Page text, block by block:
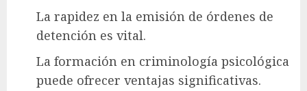
La rapidez en la emisión de órdenes de
detención es vital.
La formación en criminología psicológica
puede ofrecer ventajas significativas.